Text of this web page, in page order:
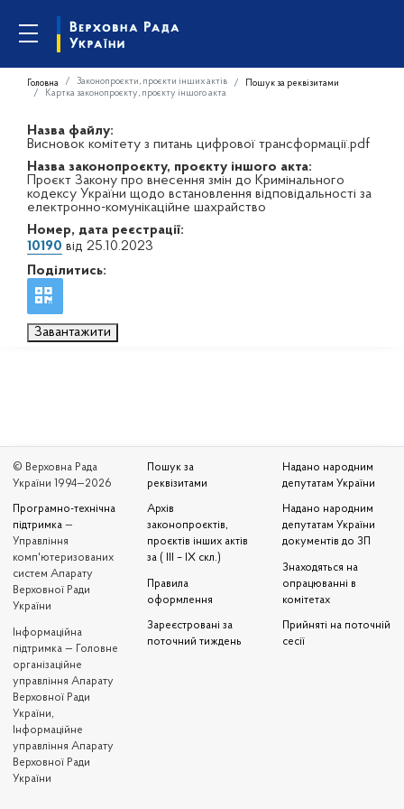
Головна Законопроєкти, проєкти інших актів
Пошук за реквізитами
Картка законопроєкту, проєкту іншого акта
Назва файлу:
Висновок комітету з питань цифрової трансформації.pdf
Назва законопроєкту, проєкту іншого акта:
Проєкт Закону про внесення змін до Кримінального
кодексу України щодо встановлення відповідальності за
електронно-комунікаційне шахрайство
Номер, дата реєстрації:
10190 від 25.10.2023
Поділитись:
Завантажити
© Верховна Рада
України 1994—2026
Програмно-технічна
підтримка —
Управління
комп'ютеризованих
систем Апарату
Верховної Ради
України
Iнформаційна
підтримка — Головне
організаційне
управління Апарату
Верховної Ради
України,
Інформаційне
управління Апарату
Верховної Ради
України
Пошук за
реквізитами
Архів
законопроєктів,
проєктів інших актів
за ( III – IX скл.)
Правила
оформлення
Зареєстровані за
поточний тиждень
Надано народним
депутатам України
Надано народним
депутатам України
документів до ЗП
Знаходяться на
опрацюванні в
комітетах
Прийняті на поточній
сесії